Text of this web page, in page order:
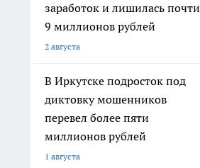
заработок и лишилась почти
9 миллионов рублей
2 августа
В Иркутске подросток под
диктовку мошенников
перевел более пяти
миллионов рублей
1 августа